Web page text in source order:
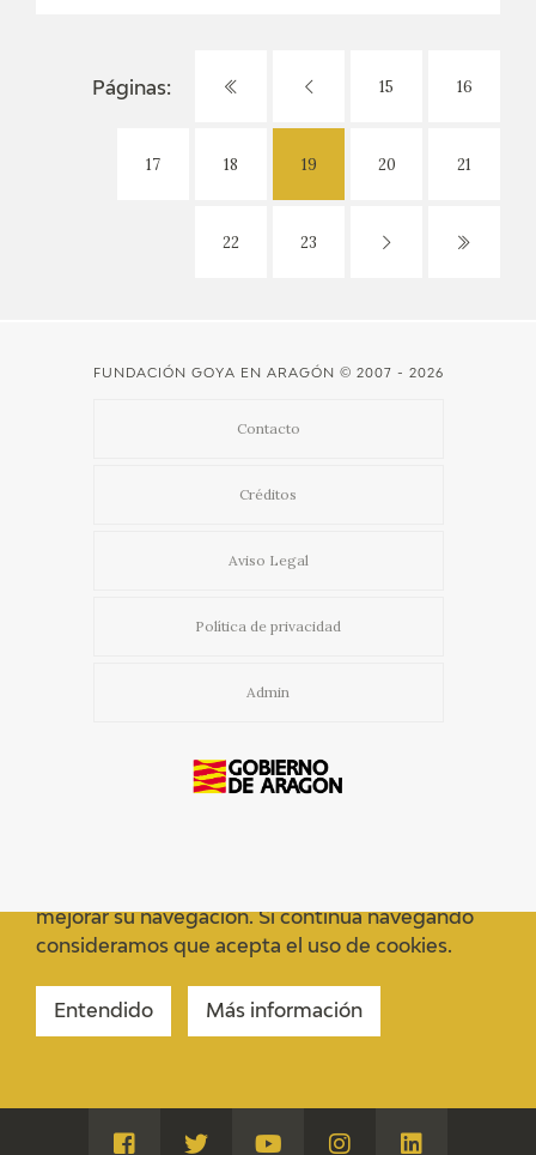
Páginas: 15 16
17 18 19 20 21
22 23
FUNDACIÓN GOYA EN ARAGÓN © 2007 - 2026
Contacto
Créditos
Aviso Legal
Política de privacidad
Admin
mejorar su navegación. Si continua navegando
consideramos que acepta el uso de cookies.
Entendido Más información